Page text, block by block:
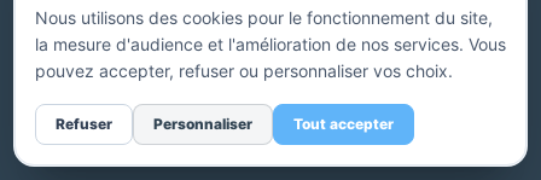
Envoyer ma demande — devis gratuit
Sans engagement. Un conseiller vous rappelle pour affiner
votre projet.
Nous utilisons des cookies pour le fonctionnement du site,
la mesure d'audience et l'amélioration de nos services. Vous
pouvez accepter, refuser ou personnaliser vos choix.
Refuser Personnaliser Tout accepter